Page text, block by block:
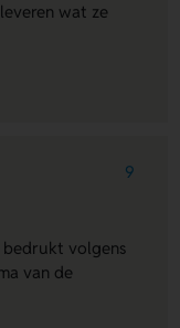
wat ze
9
volgens
van de